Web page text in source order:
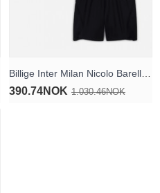
390.74NOK 1.030.46NOK